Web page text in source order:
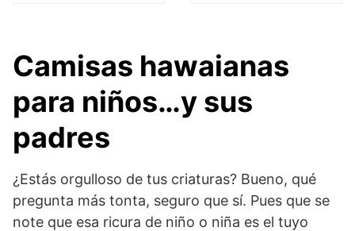
Camisas hawaianas
para niños…y sus
padres
¿Estás orgulloso de tus criaturas? Bueno, qué
pregunta más tonta, seguro que sí. Pues que se
note que esa ricura de niño o niña es el tuyo